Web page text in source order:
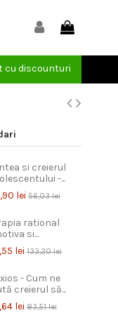
cu discounturi
si creierul
-...
lei 56,03 lei
rational
si...
lei 133,20 lei
- Cum ne
creierul să...
lei 83,51 lei